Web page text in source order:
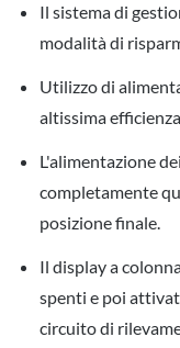
Il sistema di
modalità di
Utilizzo di
altissima
L'alimentazione
completamente
posizione finale.
Il display a
spenti e poi
circuito di